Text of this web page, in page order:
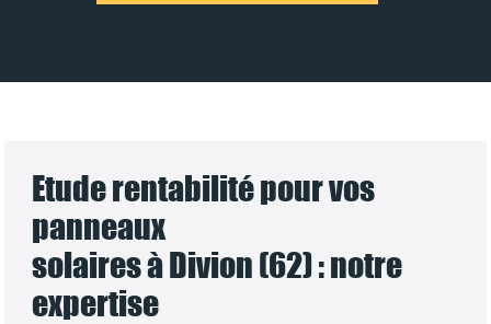
Etude rentabilité pour vos
panneaux
solaires à Divion (62) : notre
expertise